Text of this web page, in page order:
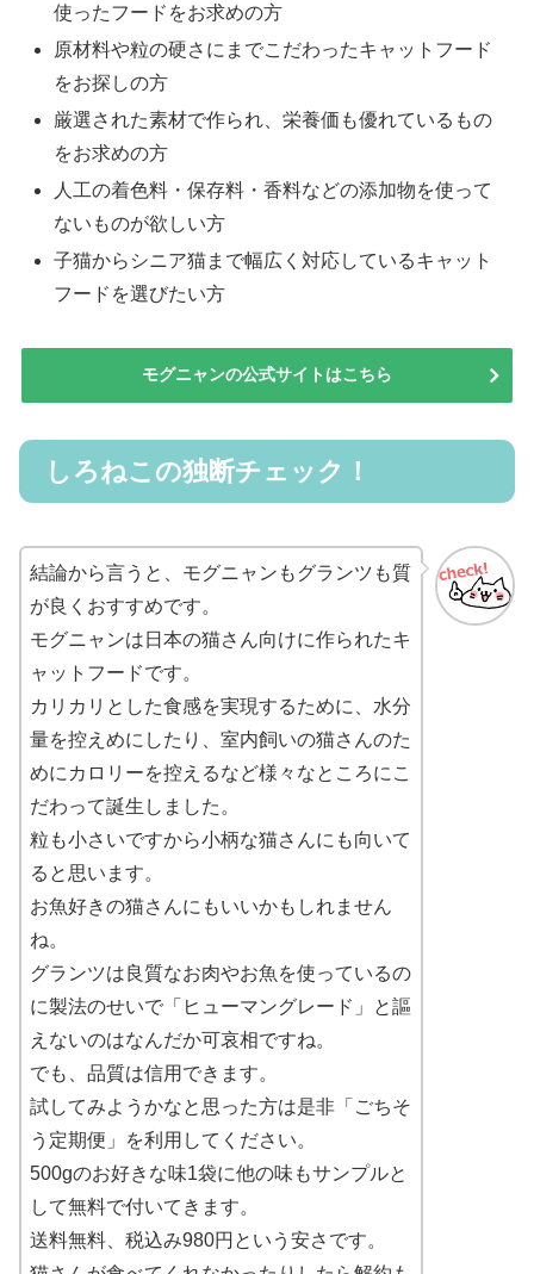
使ったフードをお求めの方
原材料や粒の硬さにまでこだわったキャットフード
をお探しの方
厳選された素材で作られ、栄養価も優れているもの
をお求めの方
人工の着色料・保存料・香料などの添加物を使って
ないものが欲しい方
子猫からシニア猫まで幅広く対応しているキャット
フードを選びたい方
モグニャンの公式サイトはこちら
しろねこの独断チェック！
結論から言うと、モグニャンもグランツも質
が良くおすすめです。
モグニャンは日本の猫さん向けに作られたキ
ャットフードです。
カリカリとした食感を実現するために、水分
量を控えめにしたり、室内飼いの猫さんのた
めにカロリーを控えるなど様々なところにこ
だわって誕生しました。
粒も小さいですから小柄な猫さんにも向いて
ると思います。
お魚好きの猫さんにもいいかもしれません
ね。
グランツは良質なお肉やお魚を使っているの
に製法のせいで「ヒューマングレード」と謳
えないのはなんだか可哀相ですね。
でも、品質は信用できます。
試してみようかなと思った方は是非「ごちそ
う定期便」を利用してください。
500gのお好きな味1袋に他の味もサンプルと
して無料で付いてきます。
送料無料、税込み980円という安さです。